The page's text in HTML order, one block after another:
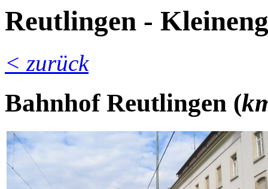
Reutlingen -
< zurück
Bahnhof Reutlingen (